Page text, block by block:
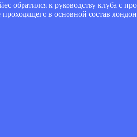
обратился к руководству клуба с
в основной состав